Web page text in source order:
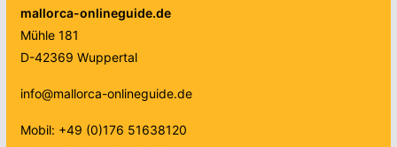
mallorca-onlineguide.de
Mühle 181
D-42369 Wuppertal
info@mallorca-onlineguide.de
Mobil: +49 (0)176 51638120